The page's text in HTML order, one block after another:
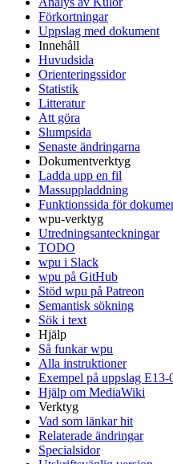
Förkortningar
Uppslag med dokument
Innehåll
Huvudsida
Orienteringssidor
Statistik
Litteratur
Att göra
Slumpsida
Senaste ändringarna
Dokumentverktyg
Ladda upp en fil
Massuppladdning
Funktionssida för
wpu-verktyg
Utredningsanteckningar
TODO
wpu i Slack
wpu på GitHub
Stöd wpu på Patreon
Semantisk sökning
Sök i text
Hjälp
Så funkar wpu
Alla instruktioner
Exempel på uppslag E13-
Hjälp om MediaWiki
Verktyg
Vad som länkar hit
Relaterade ändringar
Specialsidor